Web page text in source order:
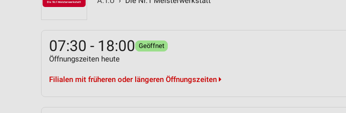
07:30 - 18:00 Geöffnet
Öffnungszeiten heute
Filialen mit früheren oder längeren Öffnungszeiten